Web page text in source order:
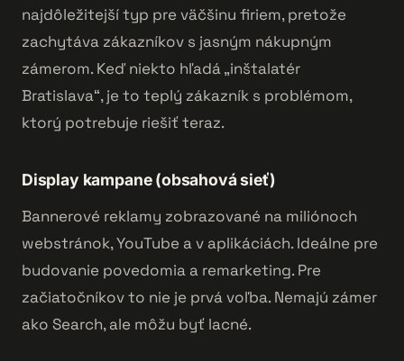
najdôležitejší typ pre väčšinu firiem, pretože
zachytáva zákazníkov s jasným nákupným
zámerom. Keď niekto hľadá „inštalatér
Bratislava“, je to teplý zákazník s problémom,
ktorý potrebuje riešiť teraz.
Display kampane (obsahová sieť)
Bannerové reklamy zobrazované na miliónoch
webstránok, YouTube a v aplikáciách. Ideálne pre
budovanie povedomia a remarketing. Pre
začiatočníkov to nie je prvá voľba. Nemajú zámer
ako Search, ale môžu byť lacné.